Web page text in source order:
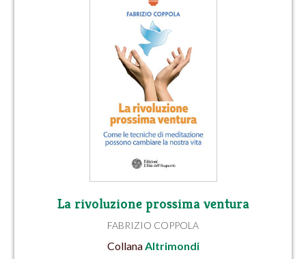
La rivoluzione prossima ventura
FABRIZIO COPPOLA
Collana Altrimondi